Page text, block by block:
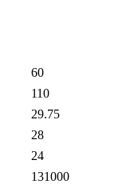
60
110
29.75
28
24
131000